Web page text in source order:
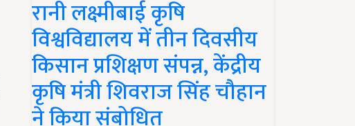
रानी लक्ष्मीबाई कृषि
विश्वविद्यालय में तीन दिवसीय
किसान प्रशिक्षण संपन्न, केंद्रीय
कृषि मंत्री शिवराज सिंह चौहान